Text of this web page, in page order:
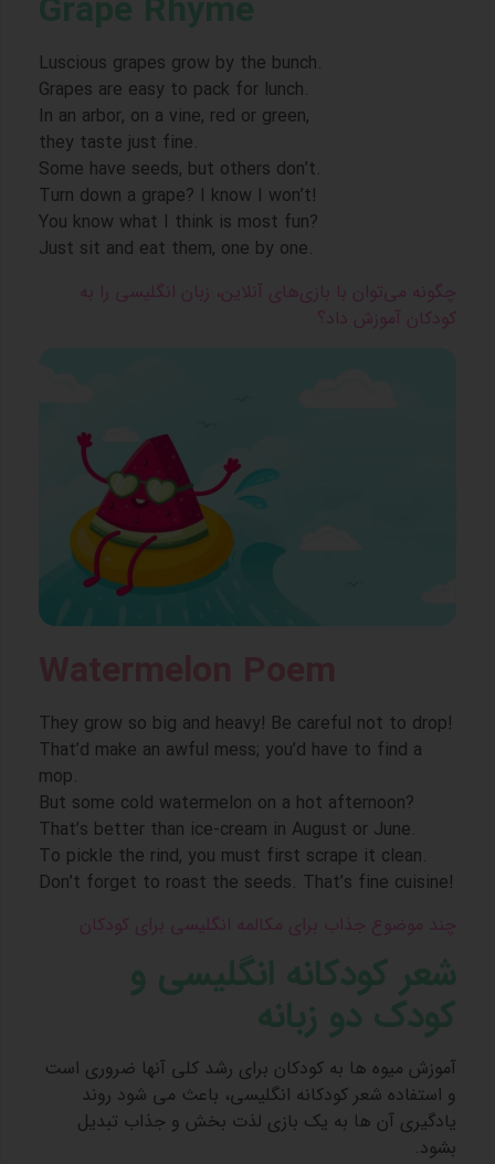
Grape Rhyme
Luscious grapes grow by the bunch.
Grapes are easy to pack for lunch.
In an arbor, on a vine, red or green,
they taste just fine.
Some have seeds, but others don’t.
Turn down a grape? I know I won’t!
You know what I think is most fun?
Just sit and eat them, one by one.
چگونه می‌توان با بازی‌های آنلاین، زبان انگلیسی را به
کودکان آموزش داد؟
They grow so big and heavy! Be careful not to drop!
That’d make an awful mess; you’d have to find a
mop.
But some cold watermelon on a hot afternoon?
That’s better than ice-cream in August or June.
To pickle the rind, you must first scrape it clean.
Don’t forget to roast the seeds. That’s fine cuisine!
چند موضوع جذاب برای مکالمه انگلیسی برای کودکان
شعر کودکانه انگلیسی و
کودک دو زبانه
آموزش میوه ها به کودکان برای رشد کلی آنها ضروری است
و استفاده شعر کودکانه انگلیسی، باعث می شود روند
یادگیری آن ها به یک بازی لذت بخش و جذاب تبدیل
بشود.